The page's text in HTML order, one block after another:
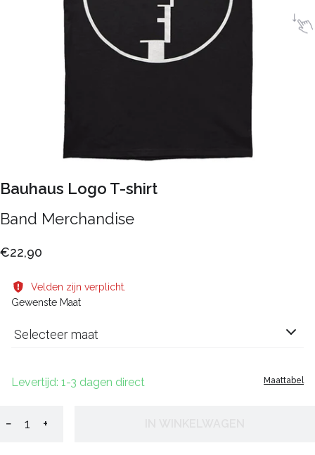
Bauhaus Logo T-shirt
Band Merchandise
€22,90
Velden zijn verplicht.
Gewenste Maat
Selecteer maat
Maattabel
Levertijd: 1-3 dagen direct
− +